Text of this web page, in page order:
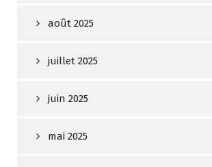
août 2025
juillet 2025
juin 2025
mai 2025